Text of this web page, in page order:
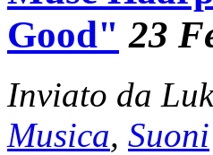
Good" 23
Inviato da
Musica, Suoni